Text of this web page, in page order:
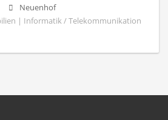
Neuenhof
| Informatik / Telekommunikation